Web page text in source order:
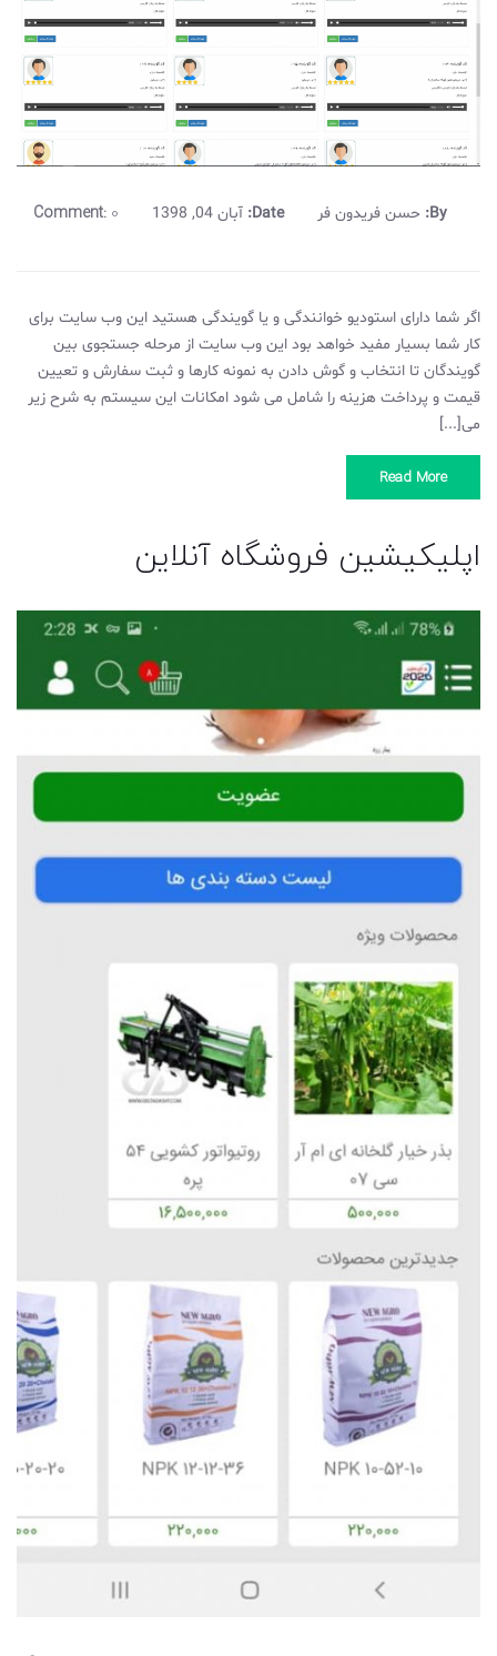
By: حسن فریدون فر Date: آبان 04, 1398 Comment: 0
اگر شما دارای استودیو خوانندگی و یا گویندگی هستید این وب سایت برای
کار شما بسیار مفید خواهد بود این وب سایت از مرحله جستجوی بین
گویندگان تا انتخاب و گوش دادن به نمونه کارها و ثبت سفارش و تعیین
قیمت و پرداخت هزینه را شامل می شود امکانات این سیستم به شرح زیر
می[...]
Read More
اپلیکیشین فروشگاه آنلاین